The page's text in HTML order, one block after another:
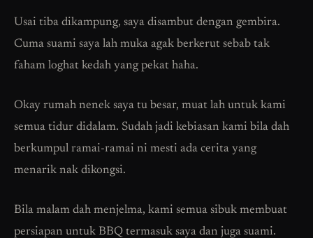
Usai tiba dikampung, saya disambut dengan gembira.
Cuma suami saya lah muka agak berkerut sebab tak
faham loghat kedah yang pekat haha.
Okay rumah nenek saya tu besar, muat lah untuk kami
semua tidur didalam. Sudah jadi kebiasan kami bila dah
berkumpul ramai-ramai ni mesti ada cerita yang
menarik nak dikongsi.
Bila malam dah menjelma, kami semua sibuk membuat
persiapan untuk BBQ termasuk saya dan juga suami.